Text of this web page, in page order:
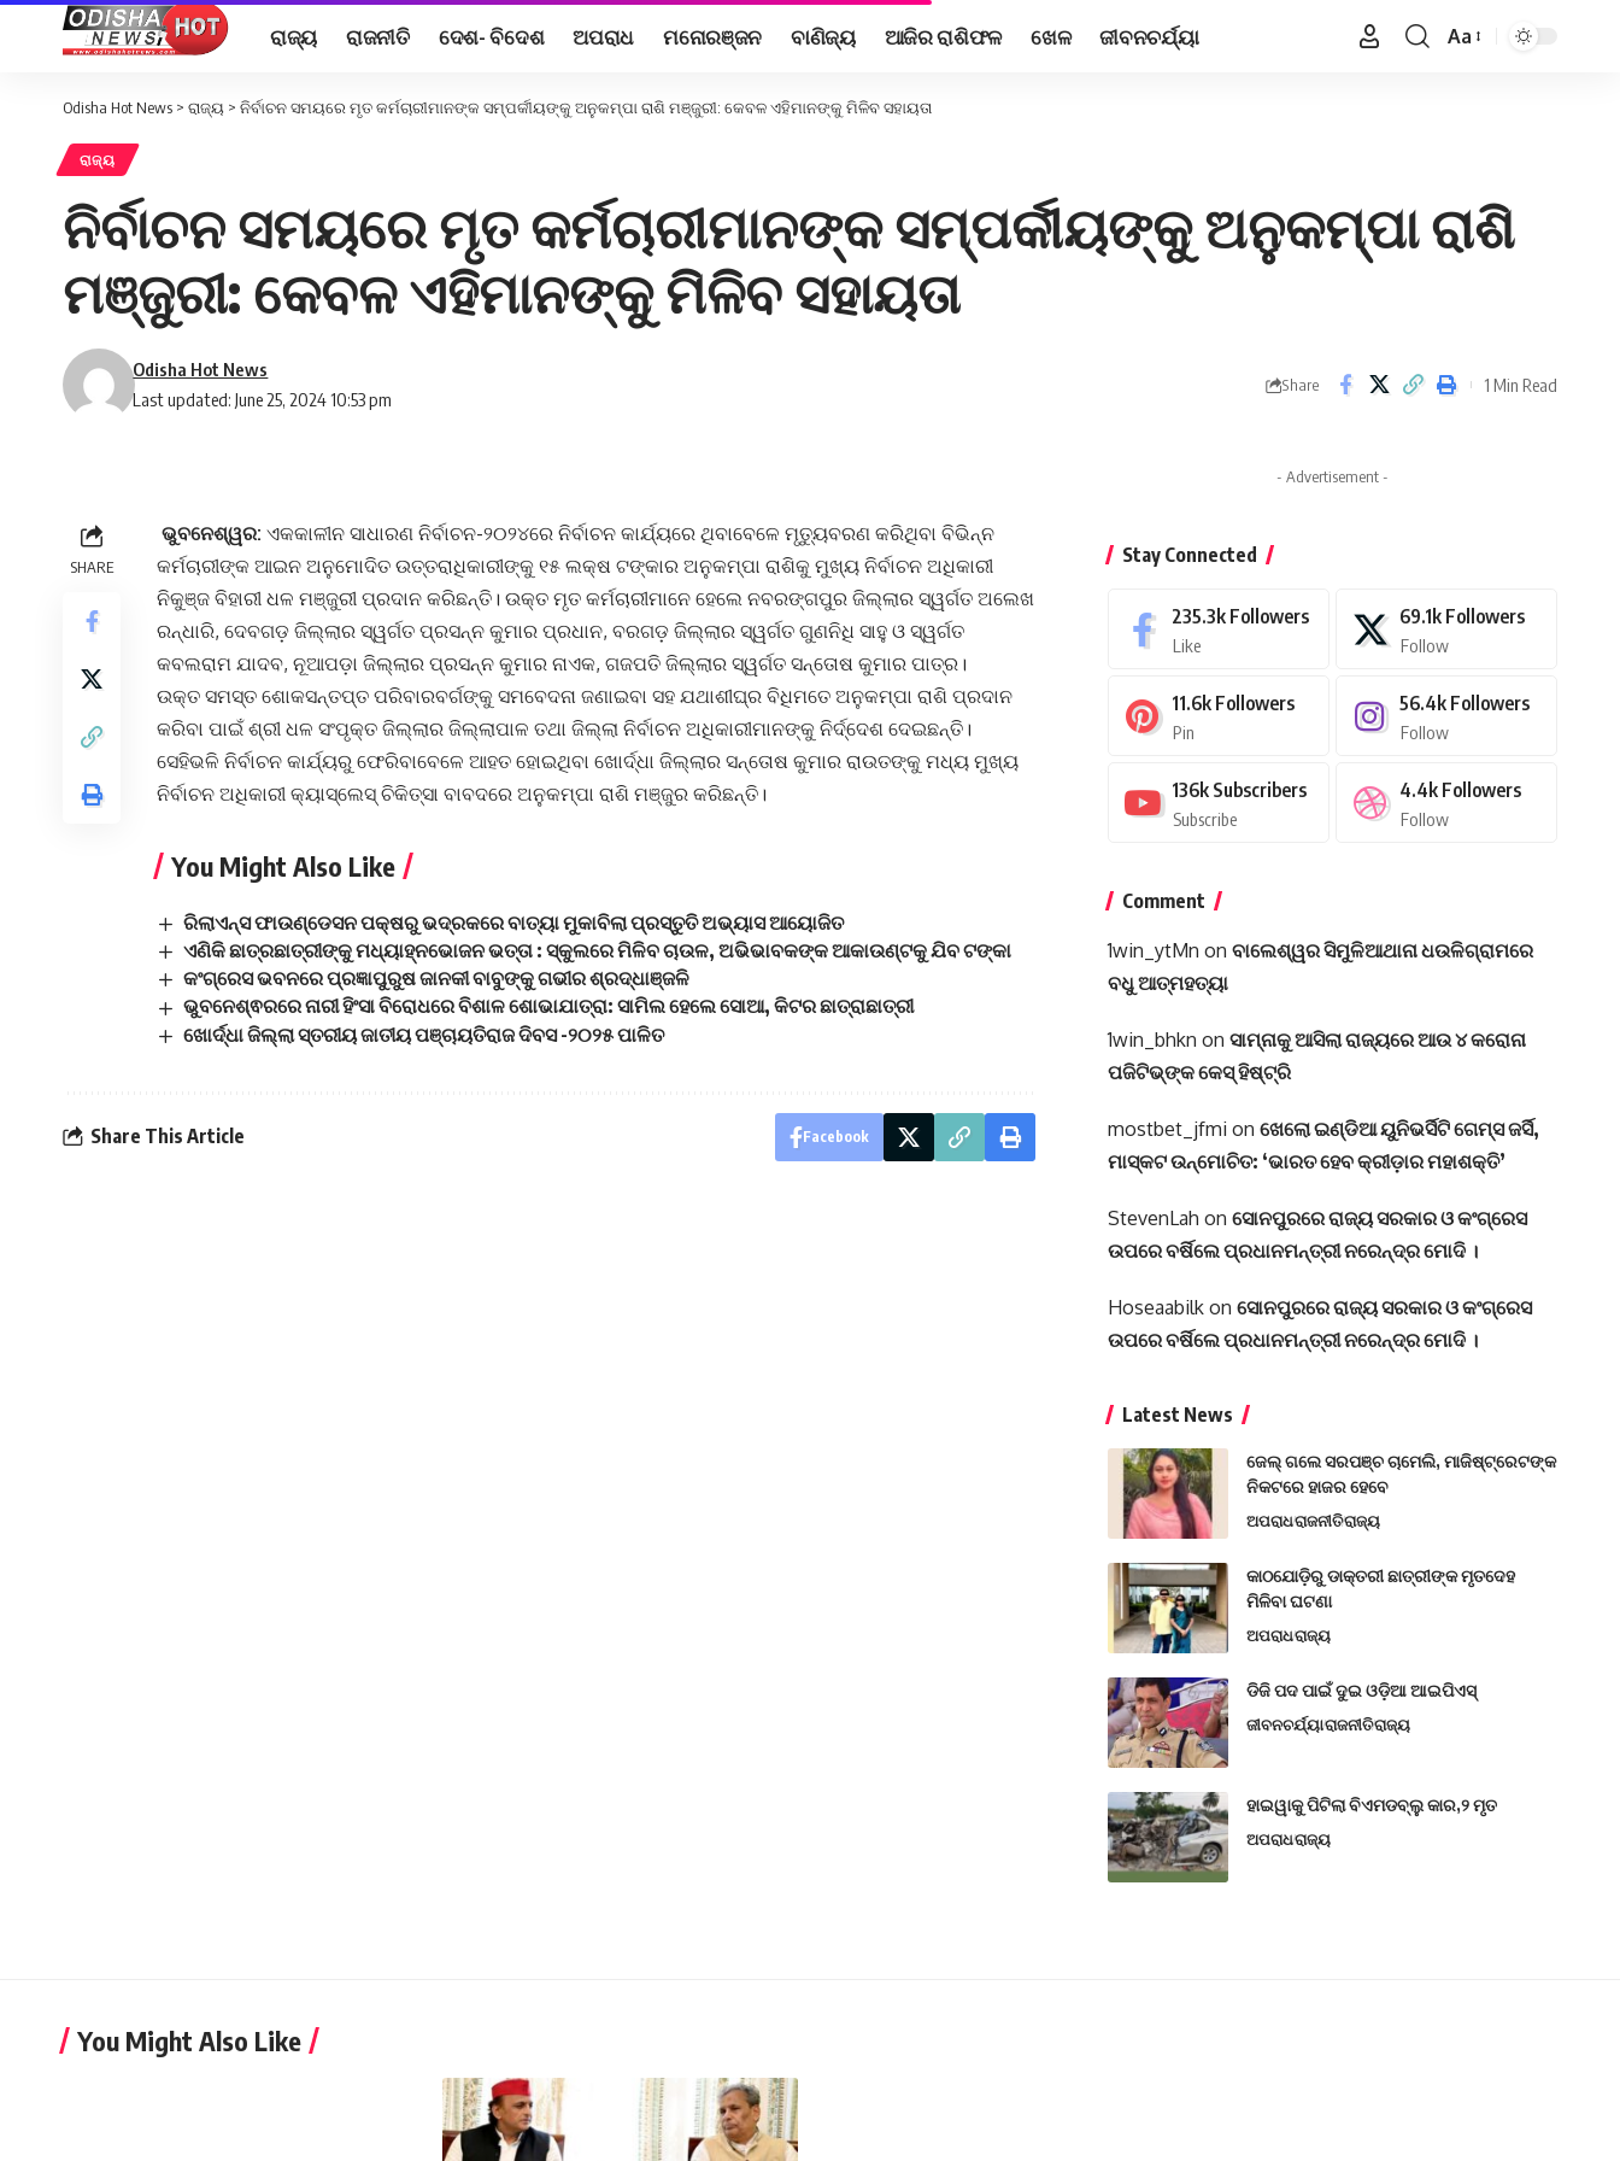
ରାଜ୍ୟ ରାଜନୀତି ଦେଶ- ବିଦେଶ ଅପରାଧ ମନୋରଞ୍ଜନ ବାଣିଜ୍ୟ ଆଜିର ରାଶିଫଳ ଖେଳ ଜୀବନଚର୍ଯ୍ୟା
Font
Aa
Odisha Hot News > ରାଜ୍ୟ > ନିର୍ବାଚନ ସମୟରେ ମୃତ କର୍ମଚାରୀମାନଙ୍କ ସମ୍ପର୍କୀୟଙ୍କୁ ଅନୁକମ୍ପା ରାଶି ମଞ୍ଜୁରୀ: କେବଳ ଏହିମାନଙ୍କୁ ମିଳିବ ସହାୟତା
ରାଜ୍ୟ
ନିର୍ବାଚନ ସମୟରେ ମୃତ କର୍ମଚାରୀମାନଙ୍କ ସମ୍ପର୍କୀୟଙ୍କୁ ଅନୁକମ୍ପା ରାଶି
ମଞ୍ଜୁରୀ: କେବଳ ଏହିମାନଙ୍କୁ ମିଳିବ ସହାୟତା
Last updated: June 25, 2024 10:53 pm
Odisha Hot News
Share 1 Min Read
SHARE
ଭୁବନେଶ୍ୱର: ଏକକାଳୀନ ସାଧାରଣ ନିର୍ବାଚନ-୨୦୨୪ରେ ନିର୍ବାଚନ କାର୍ଯ୍ୟରେ ଥିବାବେଳେ ମୃତ୍ୟୁବରଣ କରିଥିବା ବିଭିନ୍ନ
କର୍ମଚାରୀଙ୍କ ଆଇନ ଅନୁମୋଦିତ ଉତ୍ତରାଧିକାରୀଙ୍କୁ ୧୫ ଲକ୍ଷ ଟଙ୍କାର ଅନୁକମ୍ପା ରାଶିକୁ ମୁଖ୍ୟ ନିର୍ବାଚନ ଅଧିକାରୀ
ନିକୁଞ୍ଜ ବିହାରୀ ଧଳ ମଞ୍ଜୁରୀ ପ୍ରଦାନ କରିଛନ୍ତି। ଉକ୍ତ ମୃତ କର୍ମଚାରୀମାନେ ହେଲେ ନବରଙ୍ଗପୁର ଜିଲ୍ଲାର ସ୍ୱର୍ଗତ ଅଲେଖ
ରନ୍ଧାରି, ଦେବଗଡ଼ ଜିଲ୍ଲାର ସ୍ୱର୍ଗତ ପ୍ରସନ୍ନ କୁମାର ପ୍ରଧାନ, ବରଗଡ଼ ଜିଲ୍ଲାର ସ୍ୱର୍ଗତ ଗୁଣନିଧି ସାହୁ ଓ ସ୍ୱର୍ଗତ
କବଲରାମ ଯାଦବ, ନୂଆପଡ଼ା ଜିଲ୍ଲାର ପ୍ରସନ୍ନ କୁମାର ନାଏକ, ଗଜପତି ଜିଲ୍ଲାର ସ୍ୱର୍ଗତ ସନ୍ତୋଷ କୁମାର ପାତ୍ର।
ଉକ୍ତ ସମସ୍ତ ଶୋକସନ୍ତପ୍ତ ପରିବାରବର୍ଗଙ୍କୁ ସମବେଦନା ଜଣାଇବା ସହ ଯଥାଶୀଘ୍ର ବିଧିମତେ ଅନୁକମ୍ପା ରାଶି ପ୍ରଦାନ
କରିବା ପାଇଁ ଶ୍ରୀ ଧଳ ସଂପୃକ୍ତ ଜିଲ୍ଲାର ଜିଲ୍ଲାପାଳ ତଥା ଜିଲ୍ଲା ନିର୍ବାଚନ ଅଧିକାରୀମାନଙ୍କୁ ନିର୍ଦ୍ଦେଶ ଦେଇଛନ୍ତି।
ସେହିଭଳି ନିର୍ବାଚନ କାର୍ଯ୍ୟରୁ ଫେରିବାବେଳେ ଆହତ ହୋଇଥିବା ଖୋର୍ଦ୍ଧା ଜିଲ୍ଲାର ସନ୍ତୋଷ କୁମାର ରାଉତଙ୍କୁ ମଧ୍ୟ ମୁଖ୍ୟ
ନିର୍ବାଚନ ଅଧିକାରୀ କ୍ୟାସ୍‌ଲେସ୍‌ ଚିକିତ୍ସା ବାବଦରେ ଅନୁକମ୍ପା ରାଶି ମଞ୍ଜୁର କରିଛନ୍ତି।
You Might Also Like
ରିଲାଏନ୍ସ ଫାଉଣ୍ଡେସନ ପକ୍ଷରୁ ଭଦ୍ରକରେ ବାତ୍ୟା ମୁକାବିଲା ପ୍ରସ୍ତୁତି ଅଭ୍ୟାସ ଆୟୋଜିତ
ଏଣିକି ଛାତ୍ରଛାତ୍ରୀଙ୍କୁ ମଧ୍ୟାହ୍ନଭୋଜନ ଭତ୍ତା : ସ୍କୁଲରେ ମିଳିବ ଚାଉଳ, ଅଭିଭାବକଙ୍କ ଆକାଉଣ୍ଟକୁ ଯିବ ଟଙ୍କା
କଂଗ୍ରେସ ଭବନରେ ପ୍ରଜ୍ଞାପୁରୁଷ ଜାନକୀ ବାବୁଙ୍କୁ ଗଭୀର ଶ୍ରଦ୍ଧାଞ୍ଜଳି
ଭୁବନେଶ୍ଵରରେ ନାରୀ ହିଂସା ବିରୋଧରେ ବିଶାଳ ଶୋଭାଯାତ୍ରା: ସାମିଲ ହେଲେ ସୋଆ, କିଟର ଛାତ୍ରାଛାତ୍ରୀ
ଖୋର୍ଦ୍ଧା ଜିଲ୍ଲା ସ୍ତରୀୟ ଜାତୀୟ ପଞ୍ଚାୟତିରାଜ ଦିବସ -୨୦୨୫ ପାଳିତ
Share This Article Facebook
- Advertisement -
Stay Connected
235.3k Followers
Like
69.1k Followers
Follow
11.6k Followers
Pin
56.4k Followers
Follow
136k Subscribers
Subscribe
4.4k Followers
Follow
Comment
1win_ytMn on ବାଲେଶ୍ୱର ସିମୁଳିଆଥାନା ଧଉଳିଗ୍ରାମରେ
ବଧୁ ଆତ୍ମହତ୍ୟା
1win_bhkn on ସାମ୍ନାକୁ ଆସିଲା ରାଜ୍ୟରେ ଆଉ ୪ କରୋନା
ପଜିଟିଭ୍‌ଙ୍କ କେସ୍‌ ହିଷ୍ଟ୍ରି
mostbet_jfmi on ଖେଲୋ ଇଣ୍ଡିଆ ୟୁନିଭର୍ସିଟି ଗେମ୍ସ ଜର୍ସି,
ମାସ୍କଟ ଉନ୍ମୋଚିତ: ‘ଭାରତ ହେବ କ୍ରୀଡ଼ାର ମହାଶକ୍ତି’
StevenLah on ସୋନପୁରରେ ରାଜ୍ୟ ସରକାର ଓ କଂଗ୍ରେସ
ଉପରେ ବର୍ଷିଲେ ପ୍ରଧାନମନ୍ତ୍ରୀ ନରେନ୍ଦ୍ର ମୋଦି ।
Hoseaabilkon ସୋନପୁରରେ ରାଜ୍ୟ ସରକାର ଓ କଂଗ୍ରେସ
ଉପରେ ବର୍ଷିଲେ ପ୍ରଧାନମନ୍ତ୍ରୀ ନରେନ୍ଦ୍ର ମୋଦି ।
Latest News
ଜେଲ୍ ଗଲେ ସରପଞ୍ଚ ଚାମେଲି, ମାଜିଷ୍ଟ୍ରେଟଙ୍କ
ନିକଟରେ ହାଜର ହେବେ
ଅପରାଧରାଜନୀତିରାଜ୍ୟ
କାଠଯୋଡ଼ିରୁ ଡାକ୍ତରୀ ଛାତ୍ରୀଙ୍କ ମୃତଦେହ
ମିଳିବା ଘଟଣା
ଅପରାଧରାଜ୍ୟ
ଡିଜି ପଦ ପାଇଁ ଦୁଇ ଓଡ଼ିଆ ଆଇପିଏସ୍
ଜୀବନଚର୍ଯ୍ୟାରାଜନୀତିରାଜ୍ୟ
ହାଇୱାକୁ ପିଟିଲା ବିଏମଡବ୍ଲୁ କାର,୨ ମୃତ
ଅପରାଧରାଜ୍ୟ
You Might Also Like